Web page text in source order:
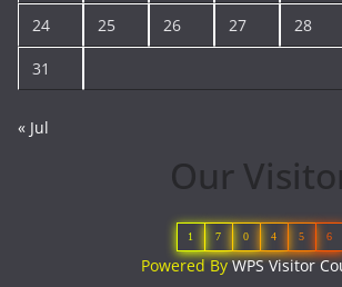
24 25 26 27 28
31
« Jul
Our
1 7 0 4 5 6
Powered ByWPS Visitor